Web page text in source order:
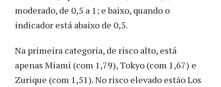
moderado, de 0,5 a 1; e baixo, quando o
indicador está abaixo de 0,5.
Na primeira categoria, de risco alto, está
apenas Miami (com 1,79), Tokyo (com 1,67) e
Zurique (com 1,51). No risco elevado estão Los